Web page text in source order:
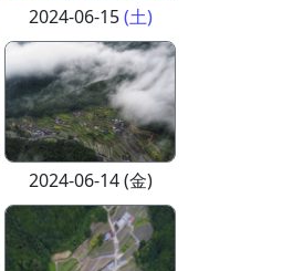
2024-06-15(土)
2024-06-14 (金)